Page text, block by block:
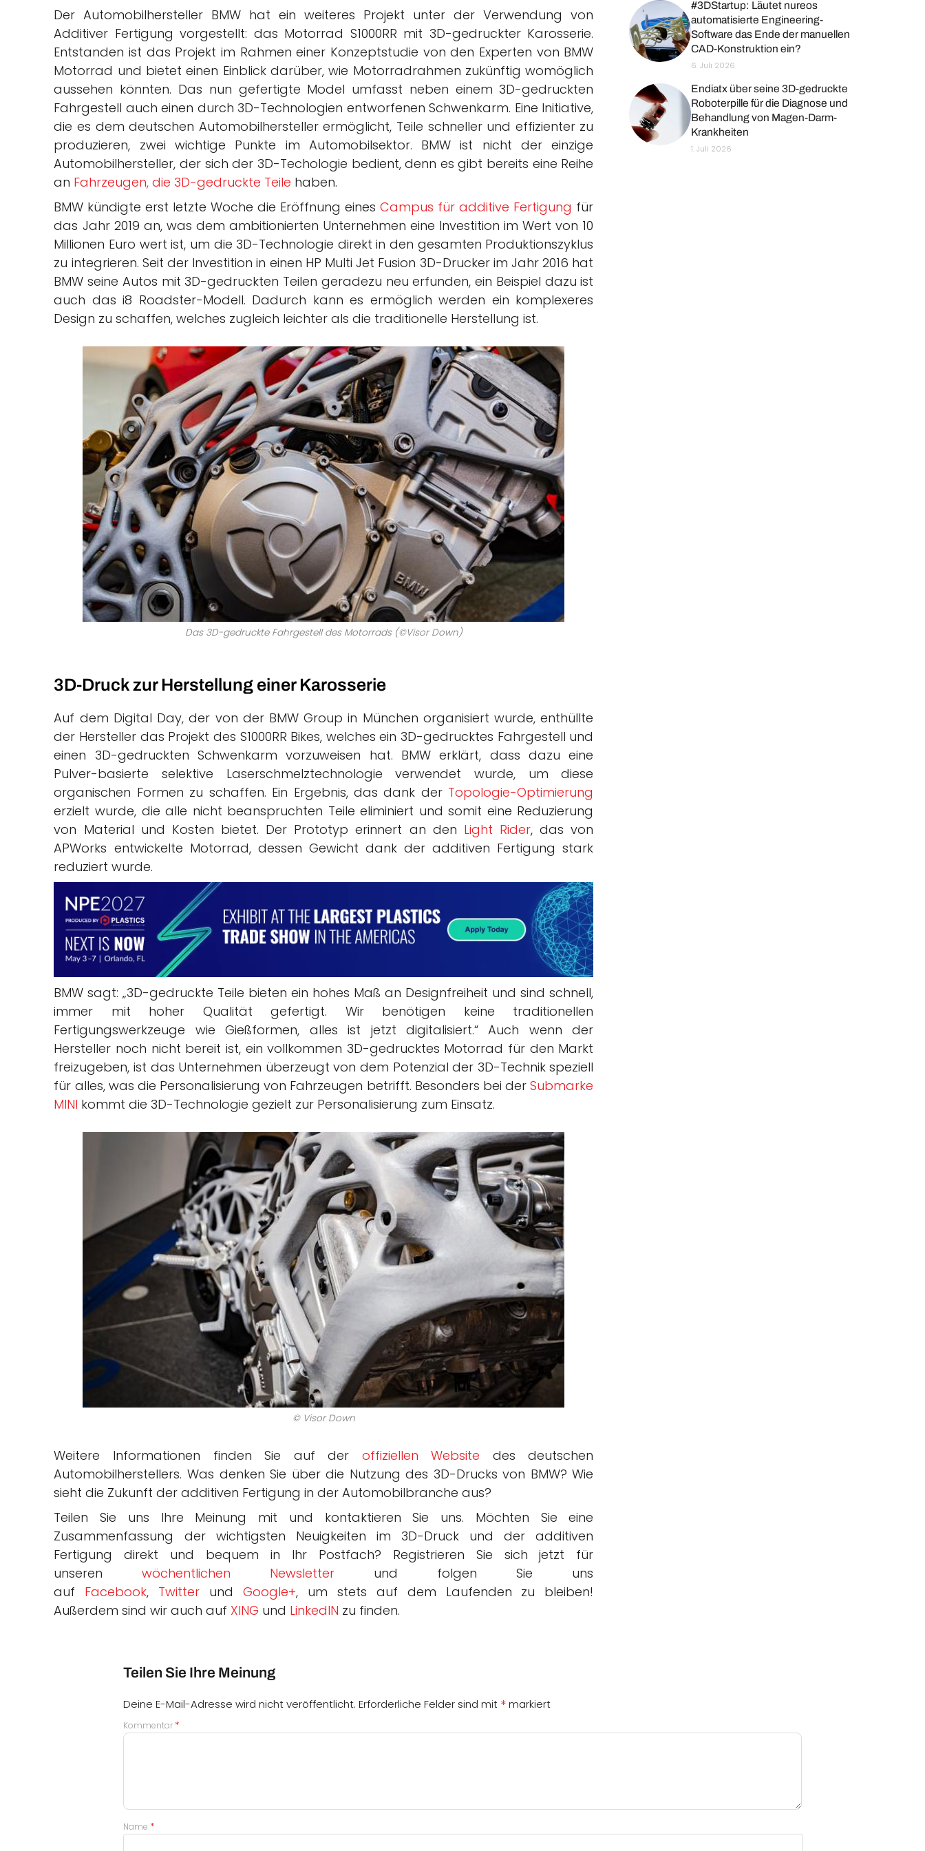
Der Automobilhersteller BMW hat ein weiteres Projekt unter der Verwendung von
Additiver Fertigung vorgestellt: das Motorrad S1000RR mit 3D-gedruckter Karosserie.
Entstanden ist das Projekt im Rahmen einer Konzeptstudie von den Experten von BMW
Motorrad und bietet einen Einblick darüber, wie Motorradrahmen zukünftig womöglich
aussehen könnten. Das nun gefertigte Model umfasst neben einem 3D-gedruckten
Fahrgestell auch einen durch 3D-Technologien entworfenen Schwenkarm. Eine Initiative,
die es dem deutschen Automobilhersteller ermöglicht, Teile schneller und effizienter zu
produzieren, zwei wichtige Punkte im Automobilsektor. BMW ist nicht der einzige
Automobilhersteller, der sich der 3D-Techologie bedient, denn es gibt bereits eine Reihe
an Fahrzeugen, die 3D-gedruckte Teile haben.
BMW kündigte erst letzte Woche die Eröffnung einesCampus für additive Fertigung für
das Jahr 2019 an, was dem ambitionierten Unternehmen eine Investition im Wert von 10
Millionen Euro wert ist, um die 3D-Technologie direkt in den gesamten Produktionszyklus
zu integrieren. Seit der Investition in einen HP Multi Jet Fusion 3D-Drucker im Jahr 2016 hat
BMW seine Autos mit 3D-gedruckten Teilen geradezu neu erfunden, ein Beispiel dazu ist
auch das i8 Roadster-Modell. Dadurch kann es ermöglich werden ein komplexeres
Design zu schaffen, welches zugleich leichter als die traditionelle Herstellung ist.
Das 3D-gedruckte Fahrgestell des Motorrads (©Visor Down)
3D-Druck zur Herstellung einer Karosserie
Auf dem Digital Day, der von der BMW Group in München organisiert wurde, enthüllte
der Hersteller das Projekt des S1000RR Bikes, welches ein 3D-gedrucktes Fahrgestell und
einen 3D-gedruckten Schwenkarm vorzuweisen hat. BMW erklärt, dass dazu eine
Pulver-basierte selektive Laserschmelztechnologie verwendet wurde, um diese
organischen Formen zu schaffen. Ein Ergebnis, das dank der Topologie-Optimierung
erzielt wurde, die alle nicht beanspruchten Teile eliminiert und somit eine Reduzierung
von Material und Kosten bietet. Der Prototyp erinnert an den Light Rider, das von
APWorks entwickelte Motorrad, dessen Gewicht dank der additiven Fertigung stark
reduziert wurde.
BMW sagt: „3D-gedruckte Teile bieten ein hohes Maß an Designfreiheit und sind schnell,
immer mit hoher Qualität gefertigt. Wir benötigen keine traditionellen
Fertigungswerkzeuge wie Gießformen, alles ist jetzt digitalisiert.“ Auch wenn der
Hersteller noch nicht bereit ist, ein vollkommen 3D-gedrucktes Motorrad für den Markt
freizugeben, ist das Unternehmen überzeugt von dem Potenzial der 3D-Technik speziell
für alles, was die Personalisierung von Fahrzeugen betrifft. Besonders bei derSubmarke
MINI kommt die 3D-Technologie gezielt zur Personalisierung zum Einsatz.
© Visor Down
Weitere Informationen finden Sie auf der offiziellen Website des deutschen
Automobilherstellers. Was denken Sie über die Nutzung des 3D-Drucks von BMW? Wie
sieht die Zukunft der additiven Fertigung in der Automobilbranche aus?
Teilen Sie uns Ihre Meinung mit und kontaktieren Sie uns. Möchten Sie eine
Zusammenfassung der wichtigsten Neuigkeiten im 3D-Druck und der additiven
Fertigung direkt und bequem in Ihr Postfach? Registrieren Sie sich jetzt für
unserenwöchentlichen Newsletter und folgen Sie uns
auf Facebook, Twitter undGoogle+, um stets auf dem Laufenden zu bleiben!
Außerdem sind wir auch auf XING und LinkedIN zu finden.
#3DStartup: Läutet nureos
automatisierte Engineering-
Software das Ende der manuellen
CAD-Konstruktion ein?
6. Juli 2026
Endiatx über seine 3D-gedruckte
Roboterpille für die Diagnose und
Behandlung von Magen-Darm-
Krankheiten
1. Juli 2026
Teilen Sie Ihre Meinung
Deine E-Mail-Adresse wird nicht veröffentlicht. Erforderliche Felder sind mit *markiert
Kommentar *
Name *